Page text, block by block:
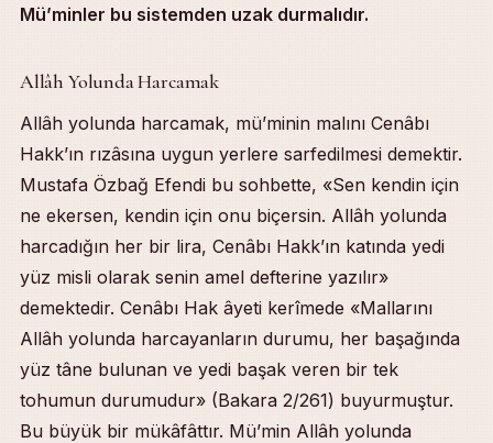
Mü’minler bu sistemden uzak durmalıdır.
İstememek ve İzzeti Korumak
Sahâbenin İstememe Edebi
Deccâliyet Sisteminin Mahiyeti
Modern Sistemin Tuzakları
Halvetiyye Yolunun İzzet Mîrâsı
İlgili Sohbetler
Allâh Yolunda Harcamak
Allâh yolunda harcamak, mü’minin malını Cenâbı
Hakk’ın rızâsına uygun yerlere sarfedilmesi demektir.
Mustafa Özbağ Efendi bu sohbette, «Sen kendin için
ne ekersen, kendin için onu biçersin. Allâh yolunda
harcadığın her bir lira, Cenâbı Hakk’ın katında yedi
yüz misli olarak senin amel defterine yazılır»
demektedir. Cenâbı Hak âyeti kerîmede «Mallarını
Allâh yolunda harcayanların durumu, her başağında
yüz tâne bulunan ve yedi başak veren bir tek
tohumun durumudur» (Bakara 2/261) buyurmuştur.
Bu büyük bir mükâfâttır. Mü’min Allâh yolunda